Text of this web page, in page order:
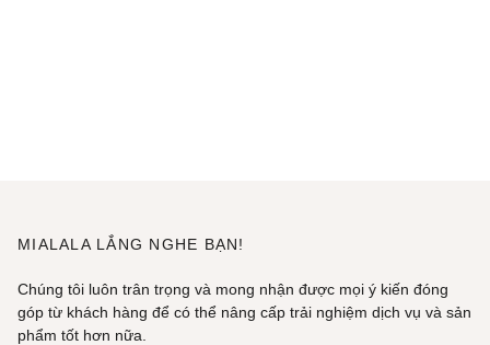
MIALALA LẮNG NGHE BẠN!
Chúng tôi luôn trân trọng và mong nhận được mọi ý kiến đóng
góp từ khách hàng để có thể nâng cấp trải nghiệm dịch vụ và sản
phẩm tốt hơn nữa.